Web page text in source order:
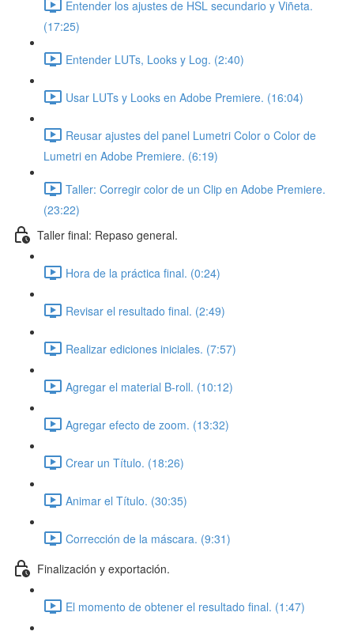
Entender los ajustes de HSL secundario y Viñeta.
(17:25)
Entender LUTs, Looks y Log. (2:40)
Usar LUTs y Looks en Adobe Premiere. (16:04)
Reusar ajustes del panel Lumetri Color o Color de
Lumetri en Adobe Premiere. (6:19)
Taller: Corregir color de un Clip en Adobe Premiere.
(23:22)
Taller final: Repaso general.
Hora de la práctica final. (0:24)
Revisar el resultado final. (2:49)
Realizar ediciones iniciales. (7:57)
Agregar el material B-roll. (10:12)
Agregar efecto de zoom. (13:32)
Crear un Título. (18:26)
Animar el Título. (30:35)
Corrección de la máscara. (9:31)
Finalización y exportación.
El momento de obtener el resultado final. (1:47)